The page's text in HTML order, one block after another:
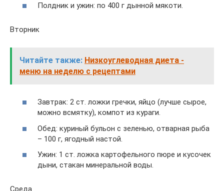
Полдник и ужин: по 400 г дынной мякоти.
Вторник
Читайте также: Низкоуглеводная диета -
меню на неделю с рецептами
Завтрак: 2 ст. ложки гречки, яйцо (лучше сырое,
можно всмятку), компот из кураги.
Обед: куриный бульон с зеленью, отварная рыба
– 100 г, ягодный настой.
Ужин: 1 ст. ложка картофельного пюре и кусочек
дыни, стакан минеральной воды.
Среда